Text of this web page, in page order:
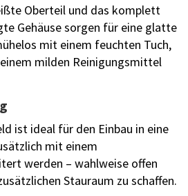
Oberteil und das komplett
Gehäuse sorgen für eine glatte
mit einem feuchten Tuch,
milden Reinigungsmittel
ist ideal für den Einbau in eine
mit einem
werden – wahlweise offen
Stauraum zu schaffen.